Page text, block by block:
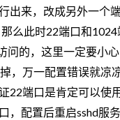
出来，改成另外一个
么此时22端口和
问的，这里一定要小
，万一配置错误就凉
22端口是肯定可以使
，配置后重启sshd服